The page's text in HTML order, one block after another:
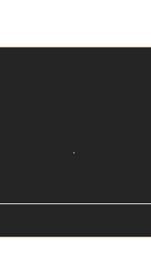
Lancer ma recherche